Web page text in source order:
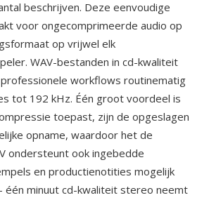
beschrijven. Deze eenvoudige
voor ongecomprimeerde audio op
op vrijwel elk
WAV-bestanden in cd-kwaliteit
workflows routinematig
tot 192 kHz. Één groot voordeel is
toepast, zijn de opgeslagen
opname, waardoor het de
ondersteunt ook ingebedde
en productienotities mogelijk
minuut cd-kwaliteit stereo neemt